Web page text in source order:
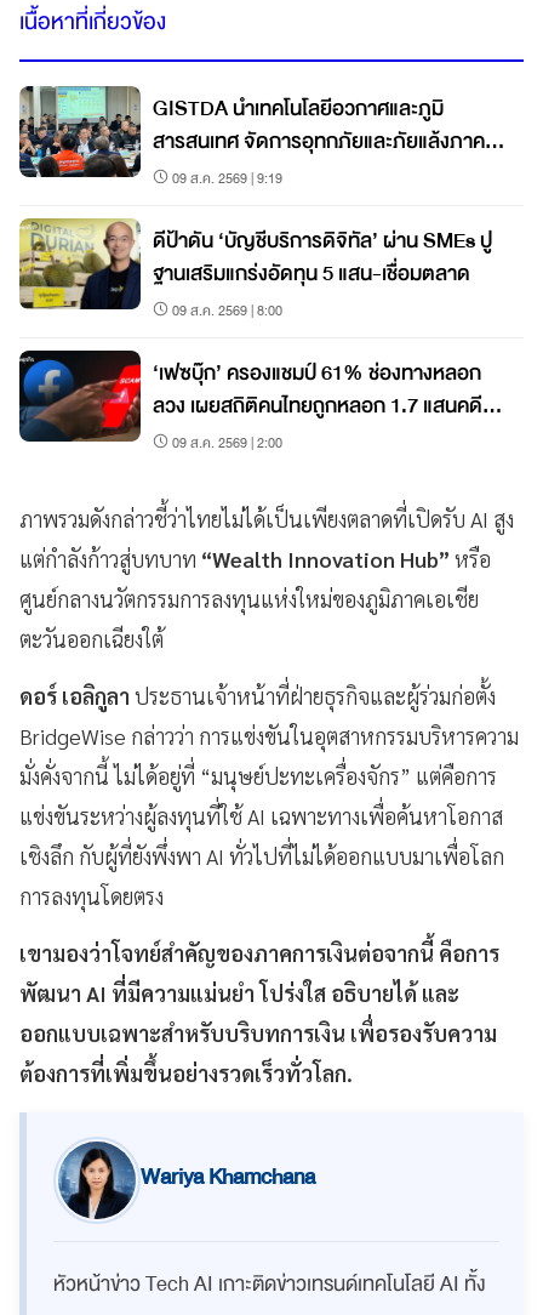
เนื้อหาที่เกี่ยวข้อง
GISTDA นำเทคโนโลยีอวกาศและภูมิ
สารสนเทศ จัดการอุทกภัยและภัยแล้งภาค
กลาง09 ส.ค. 2569 | 9:19
ดีป้าดัน ‘บัญชีบริการดิจิทัล’ ผ่าน SMEs ปู
ฐานเสริมแกร่งอัดทุน 5 แสน-เชื่อมตลาด
09 ส.ค. 2569 | 8:00
‘เฟซบุ๊ก’ ครองแชมป์ 61% ช่องทางหลอก
ลวง เผยสถิติคนไทยถูกหลอก 1.7 แสนคดี
สูญ 9,000 ล้านบ.
09 ส.ค. 2569 | 2:00
ภาพรวมดังกล่าวชี้ว่าไทยไม่ได้เป็นเพียงตลาดที่เปิดรับ AI สูง
แต่กำลังก้าวสู่บทบาท “Wealth Innovation Hub” หรือ
ศูนย์กลางนวัตกรรมการลงทุนแห่งใหม่ของภูมิภาคเอเชีย
ตะวันออกเฉียงใต้
ดอร์ เอลิกูลา ประธานเจ้าหน้าที่ฝ่ายธุรกิจและผู้ร่วมก่อตั้ง
BridgeWise กล่าวว่า การแข่งขันในอุตสาหกรรมบริหารความ
มั่งคั่งจากนี้ ไม่ได้อยู่ที่ “มนุษย์ปะทะเครื่องจักร” แต่คือการ
แข่งขันระหว่างผู้ลงทุนที่ใช้ AI เฉพาะทางเพื่อค้นหาโอกาส
เชิงลึก กับผู้ที่ยังพึ่งพา AI ทั่วไปที่ไม่ได้ออกแบบมาเพื่อโลก
การลงทุนโดยตรง
เขามองว่าโจทย์สำคัญของภาคการเงินต่อจากนี้ คือการ
พัฒนา AI ที่มีความแม่นยำ โปร่งใส อธิบายได้ และ
ออกแบบเฉพาะสำหรับบริบทการเงิน เพื่อรองรับความ
ต้องการที่เพิ่มขึ้นอย่างรวดเร็วทั่วโลก.
Wariya Khamchana
หัวหน้าข่าว Tech AI เกาะติดข่าวเทรนด์เทคโนโลยี AI ทั้ง